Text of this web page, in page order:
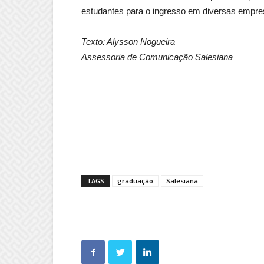
estudantes para o ingresso em diversas
Texto: Alysson Nogueira
Assessoria de Comunicação Salesiana
TAGS graduação Salesiana